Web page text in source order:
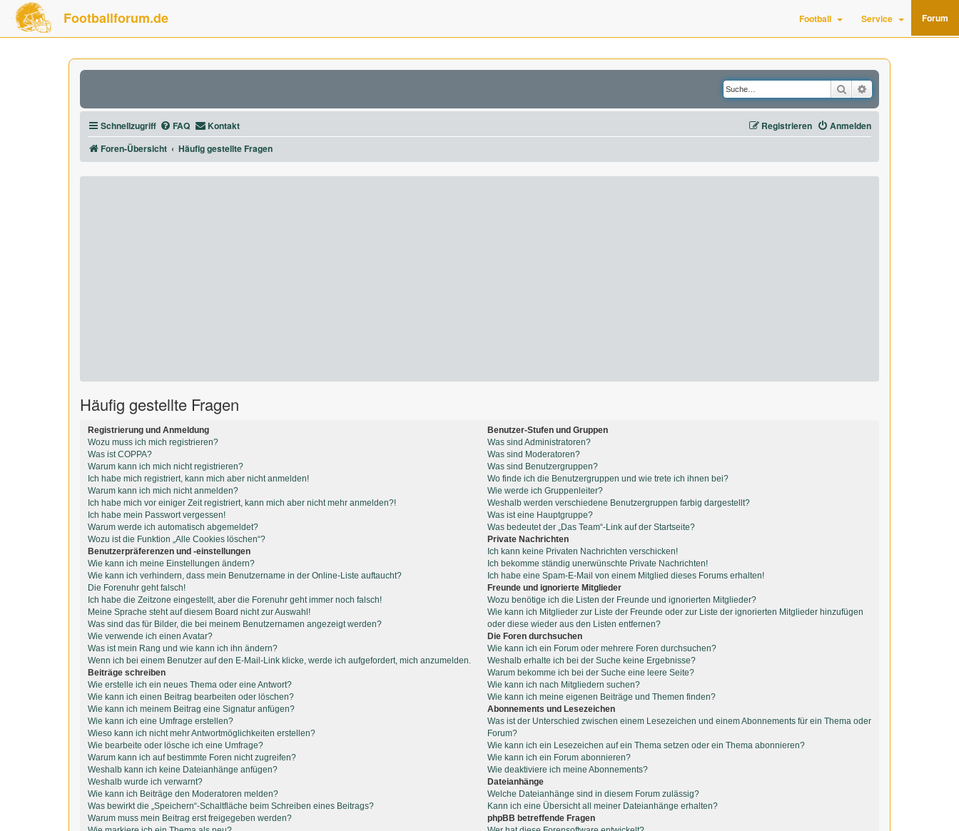
Footballforum.de Football Service Forum
Suche
Schnellzugriff FAQ Kontakt Anmelden
Registrieren
Foren-Übersicht
Häufig gestellte Fragen
Häufig gestellte Fragen
Registrierung und Anmeldung
Wozu muss ich mich registrieren?
Was ist COPPA?
Warum kann ich mich nicht registrieren?
Ich habe mich registriert, kann mich aber nicht anmelden!
Warum kann ich mich nicht anmelden?
Ich habe mich vor einiger Zeit registriert, kann mich aber nicht mehr anmelden?!
Ich habe mein Passwort vergessen!
Warum werde ich automatisch abgemeldet?
Wozu ist die Funktion „Alle Cookies löschen“?
Benutzerpräferenzen und -einstellungen
Wie kann ich meine Einstellungen ändern?
Wie kann ich verhindern, dass mein Benutzername in der Online-Liste auftaucht?
Die Forenuhr geht falsch!
Ich habe die Zeitzone eingestellt, aber die Forenuhr geht immer noch falsch!
Meine Sprache steht auf diesem Board nicht zur Auswahl!
Was sind das für Bilder, die bei meinem Benutzernamen angezeigt werden?
Wie verwende ich einen Avatar?
Was ist mein Rang und wie kann ich ihn ändern?
Wenn ich bei einem Benutzer auf den E-Mail-Link klicke, werde ich aufgefordert, mich anzumelden.
Beiträge schreiben
Wie erstelle ich ein neues Thema oder eine Antwort?
Wie kann ich einen Beitrag bearbeiten oder löschen?
Wie kann ich meinem Beitrag eine Signatur anfügen?
Wie kann ich eine Umfrage erstellen?
Wieso kann ich nicht mehr Antwortmöglichkeiten erstellen?
Wie bearbeite oder lösche ich eine Umfrage?
Warum kann ich auf bestimmte Foren nicht zugreifen?
Weshalb kann ich keine Dateianhänge anfügen?
Weshalb wurde ich verwarnt?
Wie kann ich Beiträge den Moderatoren melden?
Was bewirkt die „Speichern“-Schaltfläche beim Schreiben eines Beitrags?
Warum muss mein Beitrag erst freigegeben werden?
Benutzer-Stufen und Gruppen
Was sind Administratoren?
Was sind Moderatoren?
Was sind Benutzergruppen?
Wo finde ich die Benutzergruppen und wie trete ich ihnen bei?
Wie werde ich Gruppenleiter?
Weshalb werden verschiedene Benutzergruppen farbig dargestellt?
Was ist eine Hauptgruppe?
Was bedeutet der „Das Team“-Link auf der Startseite?
Private Nachrichten
Ich kann keine Privaten Nachrichten verschicken!
Ich bekomme ständig unerwünschte Private Nachrichten!
Ich habe eine Spam-E-Mail von einem Mitglied dieses Forums erhalten!
Freunde und ignorierte Mitglieder
Wozu benötige ich die Listen der Freunde und ignorierten Mitglieder?
Wie kann ich Mitglieder zur Liste der Freunde oder zur Liste der ignorierten Mitglieder hinzufügen
oder diese wieder aus den Listen entfernen?
Die Foren durchsuchen
Wie kann ich ein Forum oder mehrere Foren durchsuchen?
Weshalb erhalte ich bei der Suche keine Ergebnisse?
Warum bekomme ich bei der Suche eine leere Seite?
Wie kann ich nach Mitgliedern suchen?
Wie kann ich meine eigenen Beiträge und Themen finden?
Abonnements und Lesezeichen
Was ist der Unterschied zwischen einem Lesezeichen und einem Abonnements für ein Thema oder
Forum?
Wie kann ich ein Lesezeichen auf ein Thema setzen oder ein Thema abonnieren?
Wie kann ich ein Forum abonnieren?
Wie deaktiviere ich meine Abonnements?
Dateianhänge
Welche Dateianhänge sind in diesem Forum zulässig?
Kann ich eine Übersicht all meiner Dateianhänge erhalten?
phpBB betreffende Fragen